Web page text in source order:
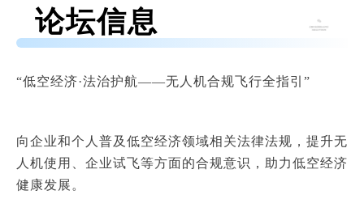
论坛信息
“低空经济·法治护航——无人机合规飞行全指引”
向企业和个人普及低空经济领域相关法律法规，提升无
人机使用、企业试飞等方面的合规意识，助力低空经济
健康发展。